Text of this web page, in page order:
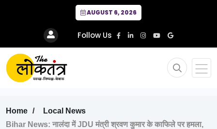
AUGUST 6, 2026
Follow Us
Home
Local News
Bihar News: नालंदा में JDU मंत्री श्रवण कुमार के काफिले पर हमला,